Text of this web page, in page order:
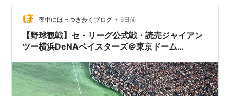
応・リアルな声 3. 私の感想 1. 今回のニュース・試合の事
実まとめ 今大会の開幕戦は、昨年に引き続き「ナイタ
ー」でのオープ…
夜中にほっつき歩くブログ • 6日前
【野球観戦】セ・リーグ公式戦・読売ジャイアン
ツー横浜DeNAベイスターズ＠東京ドーム